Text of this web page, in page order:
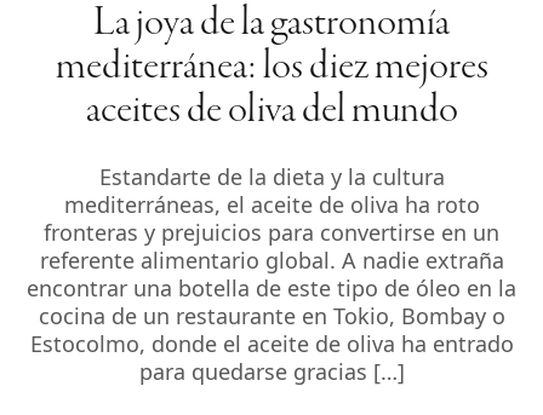
La joya de la gastronomía
mediterránea: los diez mejores
aceites de oliva del mundo
Estandarte de la dieta y la cultura
mediterráneas, el aceite de oliva ha roto
fronteras y prejuicios para convertirse en un
referente alimentario global. A nadie extraña
encontrar una botella de este tipo de óleo en la
cocina de un restaurante en Tokio, Bombay o
Estocolmo, donde el aceite de oliva ha entrado
para quedarse gracias […]